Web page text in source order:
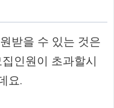
받을 수 있는 것은
인원이 초과할시
요.